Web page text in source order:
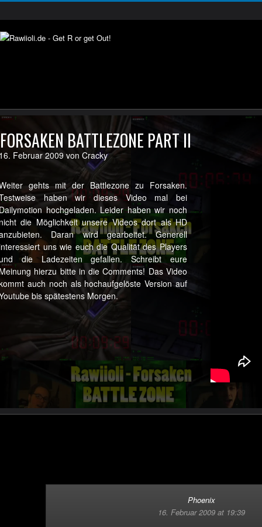
FORSAKEN BATTLEZONE PART II
Februar 2009 von Cracky
gehts mit der Battlezone zu Forsaken.
haben wir dieses Video mal bei
hochgeladen. Leider haben wir noch
die Möglichkeit unsere Videos dort als HD
Daran wird gearbeitet. Generell
uns wie euch die Qualität des Players
die Ladezeiten gefallen. Schreibt eure
hierzu bitte in die Comments! Das Video
auch noch als hochaufgelöste Version auf
bis spätestens Morgen.
Phoenix
16. Februar 2009 at 19:39